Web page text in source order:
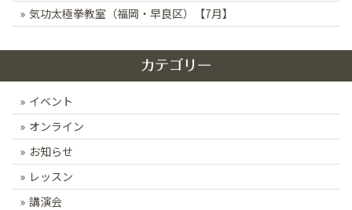
気功太極拳教室（福岡・早良区）【7月】
カテゴリー
イベント
オンライン
お知らせ
レッスン
講演会